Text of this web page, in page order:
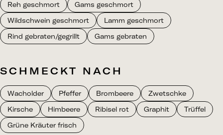
Reh geschmort
Gams geschmort
Wildschwein geschmort
Lamm geschmort
Rind gebraten/gegrillt
Gams gebraten
SCHMECKT NACH
Wacholder Pfeffer Brombeere
Zwetschke
Kirsche
Himbeere Ribisel rot Graphit
Trüffel
Grüne Kräuter frisch